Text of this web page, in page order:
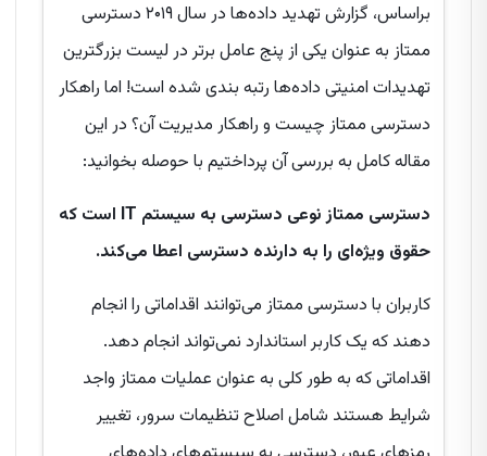
براساس، گزارش تهدید داده‌ها در سال ۲۰۱۹ دسترسی
ممتاز به عنوان یکی از پنج عامل برتر در لیست بزرگترین
تهدیدات امنیتی داده‌ها رتبه بندی شده است! اما راهکار
دسترسی ممتاز چیست و راهکار مدیریت آن؟ در این
مقاله کامل به بررسی آن پرداختیم با حوصله بخوانید:
دسترسی ممتاز نوعی دسترسی به سیستم IT است که
حقوق ویژه‌ای را به دارنده دسترسی اعطا می‌کند.
کاربران با دسترسی ممتاز می‌توانند اقداماتی را انجام
دهند که یک کاربر استاندارد نمی‌تواند انجام دهد.
اقداماتی که به طور کلی به عنوان عملیات ممتاز واجد
شرایط هستند شامل اصلاح تنظیمات سرور، تغییر